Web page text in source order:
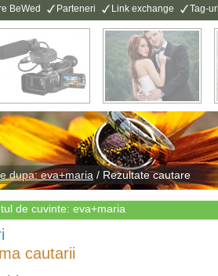
BeWed Parteneri Link exchange Tag-
dupa: eva+maria / Rezultate cautare
de cuvinte: eva+maria
cautarii